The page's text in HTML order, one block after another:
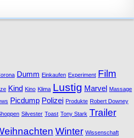
Dumm Einkaufen Experiment Film
Kind Kino Klima Lustig Marvel Massage
Picdump Polizei Produkte Robert Downey
Silvester Toast Tony Stark Trailer
Winter Wissenschaft